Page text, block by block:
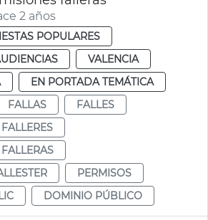
2 años
POPULARES
VALENCIA
EN PORTADA TEMÁTICA
FALLAS
FALLES
PERMISOS
DOMINIO PÚBLICO